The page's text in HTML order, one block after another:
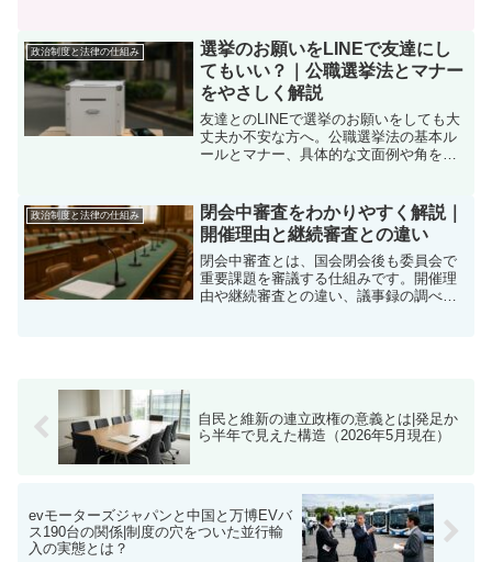
政治制度と法律の仕組み
選挙のお願いをLINEで友達にし
てもいい？｜公職選挙法とマナー
をやさしく解説
友達とのLINEで選挙のお願いをしても大
丈夫か不安な方へ。公職選挙法の基本ル
ールとマナー、具体的な文面例や角を立
政治制度と法律の仕組み
閉会中審査をわかりやすく解説｜
開催理由と継続審査との違い
閉会中審査とは、国会閉会後も委員会で
重要課題を審議する仕組みです。開催理
由や継続審査との違い、議事録の調べ
自民と維新の連立政権の意義とは|発足か
ら半年で見えた構造（2026年5月現在）
evモーターズジャパンと中国と万博EVバ
ス190台の関係|制度の穴をついた並行輸
入の実態とは？